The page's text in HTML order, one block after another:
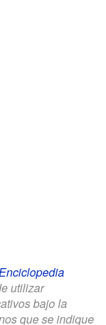
utilizar
bajo la
que se indique